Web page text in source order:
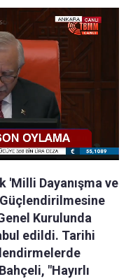
'Milli Dayanışma ve
Kurulunda
edildi. Tarihi
"Hayırlı